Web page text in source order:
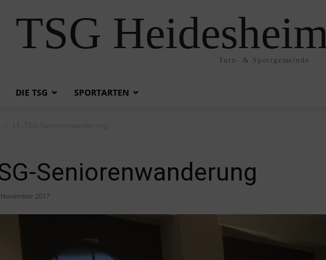
TSG
Turn- & Sportgemeinde
DIE TSG SPORTARTEN
Seniorenwanderung
November 2017